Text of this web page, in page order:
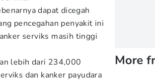
dapat dicegah
pencegahan penyakit ini
serviks masih tinggi
lebih dari 234,000
dan kanker payudara
More